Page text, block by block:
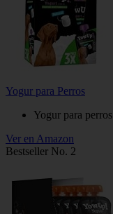
Yogur para Perros
Yogur para perros
Ver en Amazon
Bestseller No. 2